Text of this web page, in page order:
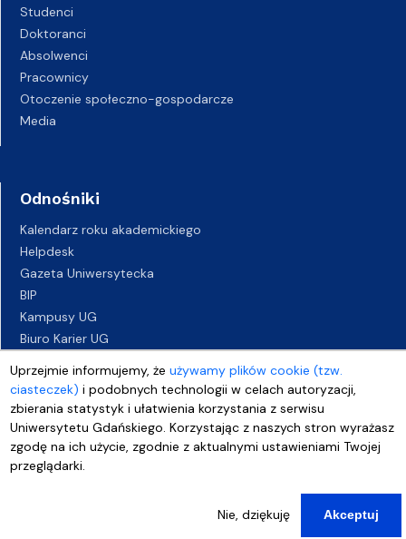
Uprzejmie informujemy, żeużywamy plików cookie (tzw.
ciasteczek) i podobnych technologii w celach autoryzacji,
zbierania statystyk i ułatwienia korzystania z serwisu
Uniwersytetu Gdańskiego. Korzystając z naszych stron wyrażasz
zgodę na ich użycie, zgodnie z aktualnymi ustawieniami Twojej
przeglądarki.
Nie, dziękuję Akceptuj
Studenci
Doktoranci
Absolwenci
Pracownicy
Otoczenie społeczno-gospodarcze
Media
Odnośniki
Kalendarz roku akademickiego
Helpdesk
Gazeta Uniwersytecka
BIP
Kampusy UG
Biuro Karier UG
Deklaracja dostępności